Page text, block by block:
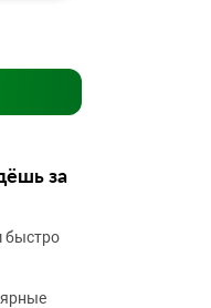
за
быстро